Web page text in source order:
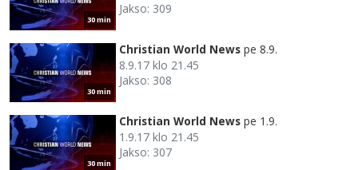
30 min
Jakso: 309
30 min
Christian World News pe 8.9.
8.9.17 klo 21.45
Jakso: 308
30 min
Christian World News pe 1.9.
1.9.17 klo 21.45
Jakso: 307